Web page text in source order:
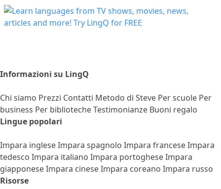
Informazioni su LingQ
Chi siamo Prezzi Contatti Metodo di Steve Per scuole Per
business Per bibliotecheTestimonianze Buoni regalo
Lingue popolari
Impara ingleseImpara spagnolo Impara franceseImpara
tedesco Impara italiano Impara portogheseImpara
giapponeseImpara cineseImpara coreano Impara russo
Risorse